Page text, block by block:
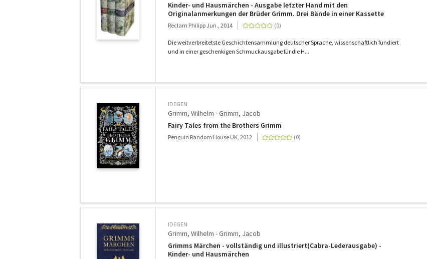
Kinder- und Hausmärchen - Ausgabe letzter Hand mit den
Originalanmerkungen der Brüder Grimm. Drei Bände in einer Kassette
Reclam Philipp Jun., 2014
Die weitverbreitetste Geschichtensammlung deutscher Sprache, wissenschaftlich fundiert
und in einer geschenkigen Schmuckausgabe für die H...
IDEGEN
Grimm, Wilhelm - Grimm, Jacob
Fairy Tales from the Brothers Grimm
Penguin Random House UK, 2012
IDEGEN
Grimm, Wilhelm - Grimm, Jacob
Grimms Märchen - vollständig und illustriert(Cabra-Lederausgabe) -
Kinder- und Hausmärchen